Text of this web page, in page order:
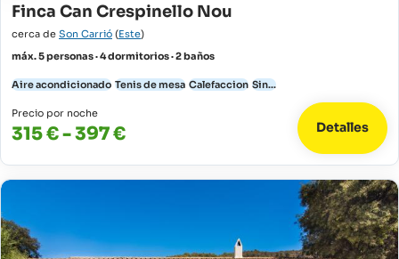
Finca Can Crespinello Nou
cerca de Son Carrió (Este)
máx. 5 personas · 4 dormitorios · 2 baños
Aire acondicionado Tenis de mesa Calefaccion Sin...
Precio por noche
315 € - 397 € Detalles